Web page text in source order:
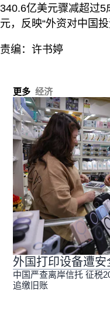
340.6亿美元骤减超过
元，反映“外资对中国
责编：许书婷
更多 经济
外国打印设备遭
中国严查离岸信托 征税
追缴旧账